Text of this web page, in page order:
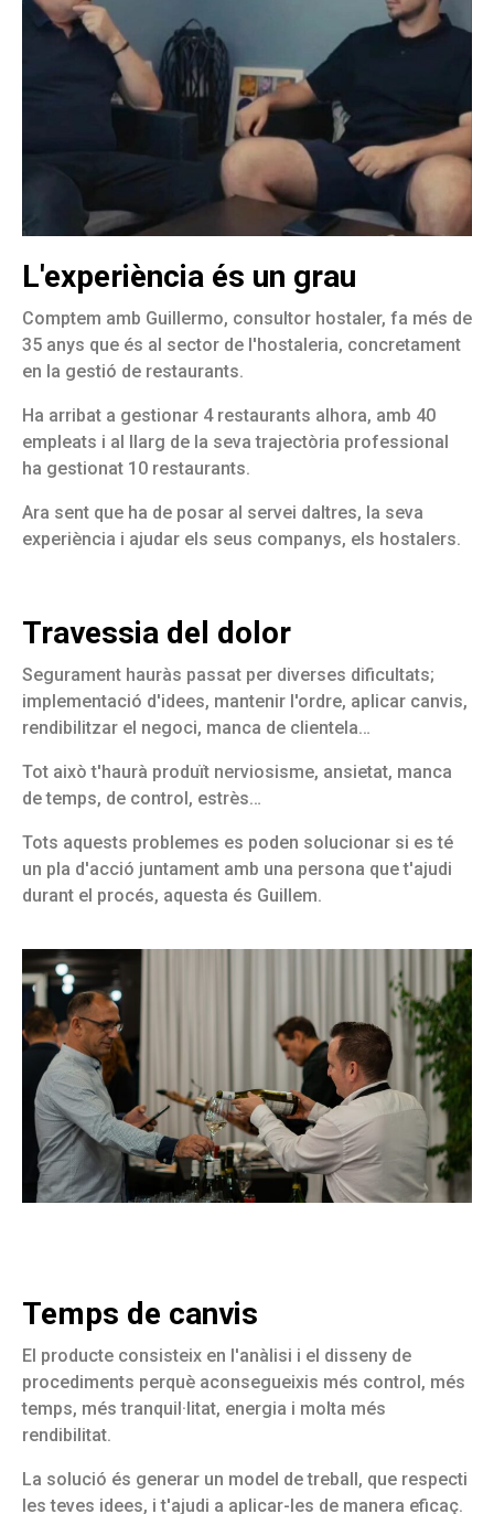
L'experiència és un grau
Comptem amb Guillermo, consultor hostaler, fa més de
35 anys que és al sector de l'hostaleria, concretament
en la gestió de restaurants.
Ha arribat a gestionar 4 restaurants alhora, amb 40
empleats i al llarg de la seva trajectòria professional
ha gestionat 10 restaurants.
Ara sent que ha de posar al servei daltres, la seva
experiència i ajudar els seus companys, els hostalers.
Travessia del dolor
Segurament hauràs passat per diverses dificultats;
implementació d'idees, mantenir l'ordre, aplicar canvis,
rendibilitzar el negoci, manca de clientela…
Tot això t'haurà produït nerviosisme, ansietat, manca
de temps, de control, estrès…
Tots aquests problemes es poden solucionar si es té
un pla d'acció juntament amb una persona que t'ajudi
durant el procés, aquesta és Guillem.
Temps de canvis
El producte consisteix en l'anàlisi i el disseny de
procediments perquè aconsegueixis més control, més
temps, més tranquil·litat, energia i molta més
rendibilitat.
La solució és generar un model de treball, que respecti
les teves idees, i t'ajudi a aplicar-les de manera eficaç.